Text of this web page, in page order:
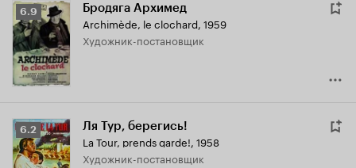
Рейтинг
Кинопоиска
6.9
6.9 Бродяга Архимед
Archimède, le clochard, 1959
Художник-постановщик
Рейтинг
Кинопоиска
6.2
6.2 Ля Тур, берегись!
La Tour, prends garde!, 1958
Художник-постановщик